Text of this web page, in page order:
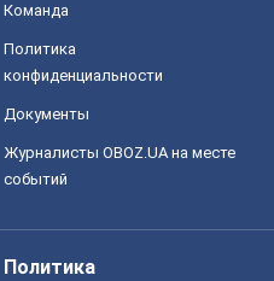
Команда
Политика
конфиденциальности
Документы
Журналисты OBOZ.UA на месте
событий
Политика